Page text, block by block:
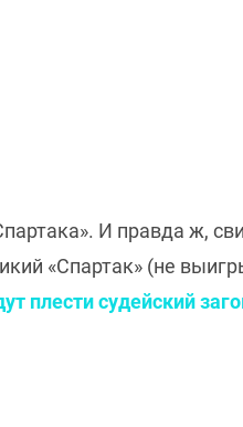
И правда ж,
«Спартак» (не
плести судейский